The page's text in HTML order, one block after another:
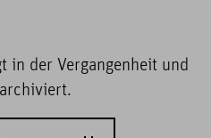
in der Vergangenheit und